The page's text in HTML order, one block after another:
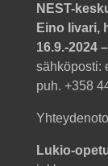
NEST-
Eino Iivari,
16.9.-2024
sähköposti:
puh. +358
Lukio-